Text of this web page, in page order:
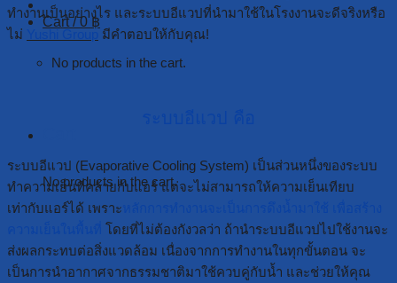
Cart /0฿
No products in the cart.
No products in the cart.
ทำงานเป็นอย่างไร และระบบอีแวปที่นำมาใช้ในโรงงานจะดีจริงหรือ
ไม่
มีคำตอบให้กับคุณ!
ระบบอีแวป (Evaporative Cooling System) เป็นส่วนหนึ่งของระบบ
ทำความเย็นที่คล้ายกับแอร์ แต่จะไม่สามารถให้ความเย็นเทียบ
เท่ากับแอร์ได้ เพราะ
โดยที่ไม่ต้องกังวลว่า ถ้านำระบบอีแวปไปใช้งานจะ
ส่งผลกระทบต่อสิ่งแวดล้อม เนื่องจากการทำงานในทุกขั้นตอน จะ
เป็นการนำอากาศจากธรรมชาติมาใช้ควบคู่กับน้ำ และช่วยให้คุณ